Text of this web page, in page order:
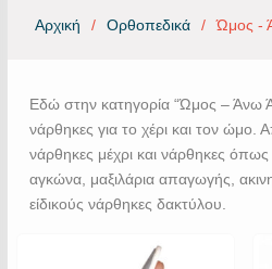
Αρχική Ορθοπεδικά Ώμος -
Εδώ στην κατηγορία “Ώμος – Άνω
νάρθηκες για το χέρι και τον ώμο.
νάρθηκες μέχρι και νάρθηκες
αγκώνα, μαξιλάρια απαγωγής,
είδικούς νάρθηκες δακτύλου.